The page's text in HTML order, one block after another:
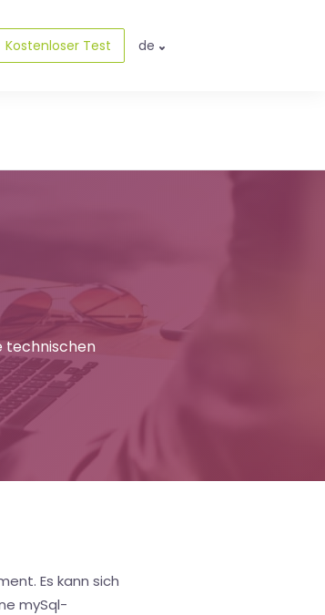
Kostenloser Test de
technischen
Es kann sich
mySql-